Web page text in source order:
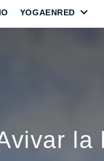
YOGAENRED
la